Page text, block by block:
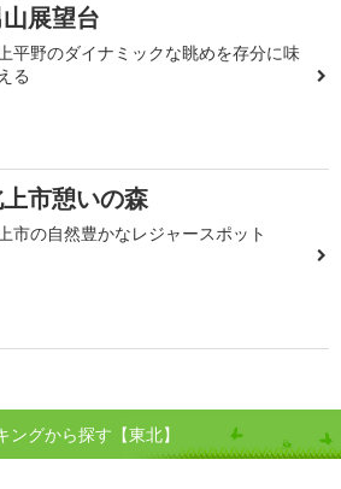
展望台
平野のダイナミックな眺めを存分に味
る
市憩いの森
市の自然豊かなレジャースポット
グから探す【東北】